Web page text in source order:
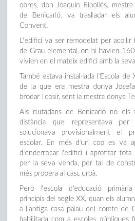
obres, don Joaquín Ripollés,
de Benicarló, va traslladar els
Convent.
L'edifici va ser remodelat per acollir
de Grau elemental, on hi havien
vivien en el mateix edifici amb la
També estava instal·lada l'Escola
de la que era mestra donya
brodar i cosir, sent la mestra donya
Als ciutadans de Benicarló no els
distància que representava per
solucionava provisionalment el
escolar. En més d'un cop es va
d'enderrocar l'edifici i aprofitar tota
per la seva venda, per tal de
més propera al casc urbà.
Però l'escola d'educació
principis del segle XX, quan els
a l'antiga casa palau del comte de
habilitada com a escoles públiques